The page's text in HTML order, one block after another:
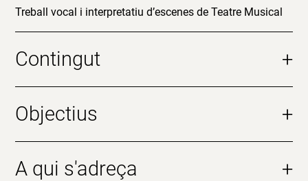
Treball vocal i interpretatiu d’escenes de Teatre Musical
Contingut +
Objectius +
A qui s'adreça +